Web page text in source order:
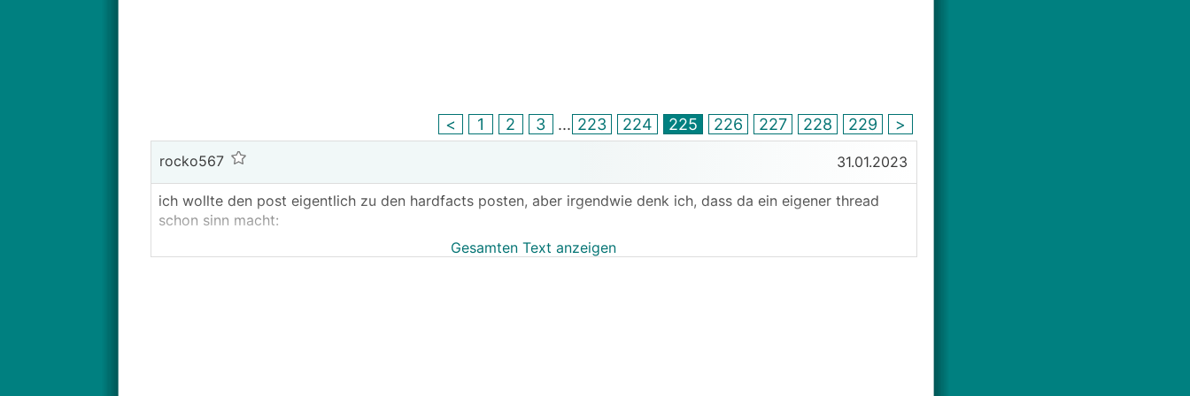
< 1 2 3 ... 223 224 225 226 227 228 229 >
rocko567 31.01.2023
ich wollte den post eigentlich zu den hardfacts posten, aber irgendwie denk ich, dass da ein eigener thread
schon sinn macht:
ich tendiere als firmenauto derzeit stark zum M3, einfach weil unschlagbar effizient und wirtschaftlich. nun hat
Gesamten Text anzeigen